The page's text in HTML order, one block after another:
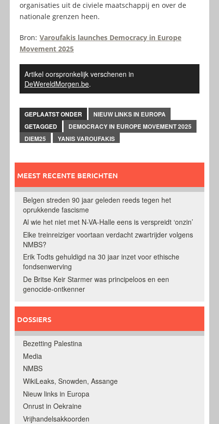
organisaties uit de civiele maatschappij en over de
nationale grenzen heen.
Bron: Varoufakis launches Democracy in Europe
Movement 2025
Artikel oorspronkelijk verschenen in
DeWereldMorgen.be.
GEPLAATST ONDER
NIEUW LINKS IN EUROPA
GETAGGED
DEMOCRACY IN EUROPE MOVEMENT 2025
DIEM25
YANIS VAROUFAKIS
MEEST RECENTE BERICHTEN
Belgen streden 90 jaar geleden reeds tegen het
oprukkende fascisme
Al wie het niet met N-VA-Halle eens is verspreidt ‘onzin’
Elke treinreiziger voortaan verdacht zwartrijder volgens
NMBS?
Erik Todts gehuldigd na 30 jaar inzet voor ethische
fondsenwerving
De Britse Keir Starmer was principeloos en een
genocide-ontkenner
DOSSIERS
Bezetting Palestina
Media
NMBS
WikiLeaks, Snowden, Assange
Nieuw links in Europa
Onrust in Oekraine
Vrijhandelsakkoorden